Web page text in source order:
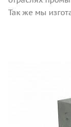
Так же мы